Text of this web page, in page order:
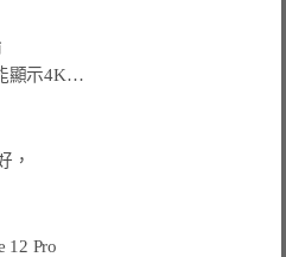
顯示4K…
，
12 Pro